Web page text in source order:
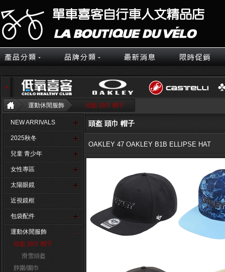
運動休閒服飾 頭盔 頭巾 帽子
NEW ARRIVALS
2025秋冬
兒童 青少年
女性專區
太陽眼鏡
近視鏡框
包袋配件
運動休閒服飾
頭盔 頭巾 帽子
滑雪頭盔
脖圍/圍巾
頭盔 頭巾 帽子
OAKLEY 47 OAKLEY B1B ELLIPSE HAT